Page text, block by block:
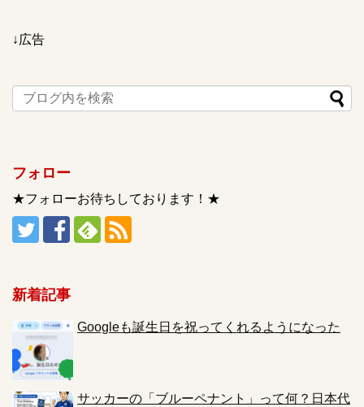
↓広告
フォロー
★フォローお待ちしております！★
新着記事
Googleも誕生日を祝ってくれるようになった
サッカーの「ブルーペナント」って何？日本代